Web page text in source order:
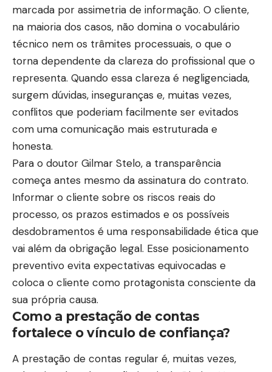
marcada por assimetria de informação. O cliente,
na maioria dos casos, não domina o vocabulário
técnico nem os trâmites processuais, o que o
torna dependente da clareza do profissional que o
representa. Quando essa clareza é negligenciada,
surgem dúvidas, inseguranças e, muitas vezes,
conflitos que poderiam facilmente ser evitados
com uma comunicação mais estruturada e
honesta.
Para o doutor Gilmar Stelo, a transparência
começa antes mesmo da assinatura do contrato.
Informar o cliente sobre os riscos reais do
processo, os prazos estimados e os possíveis
desdobramentos é uma responsabilidade ética que
vai além da obrigação legal. Esse posicionamento
preventivo evita expectativas equivocadas e
coloca o cliente como protagonista consciente da
sua própria causa.
Como a prestação de contas
fortalece o vínculo de confiança?
A prestação de contas regular é, muitas vezes,